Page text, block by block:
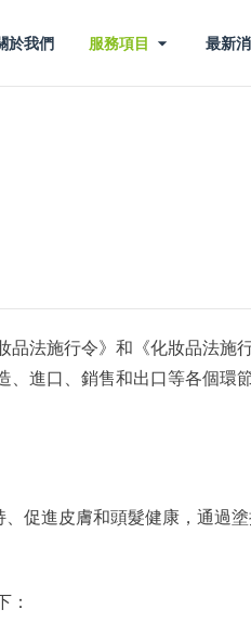
於我們 服務項目 最新
法施行令》和《化妝品法施
進口、銷售和出口等各個環
促進皮膚和頭髮健康，通過
：